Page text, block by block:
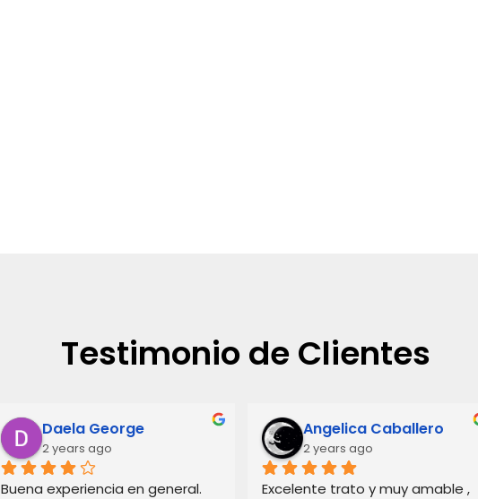
Testimonio de Clientes
Daela George
2 years ago
Buena experiencia en general.
Angelica Caballero
2 years ago
Excelente trato y muy amable ,